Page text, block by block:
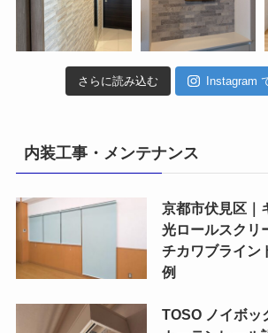
さらに読み込む Instagram
内装工事・メンテナンス
京都市伏見区｜
光ロールスクリ
チカワブライン
例
TOSO ノイボッ